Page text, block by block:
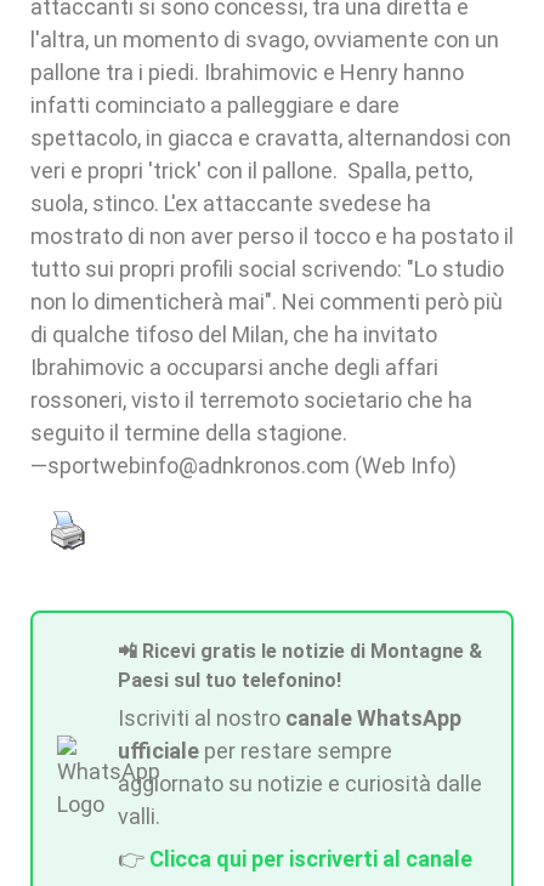
attaccanti si sono concessi, tra una diretta e
l'altra, un momento di svago, ovviamente con un
pallone tra i piedi. Ibrahimovic e Henry hanno
infatti cominciato a palleggiare e dare
spettacolo, in giacca e cravatta, alternandosi con
veri e propri 'trick' con il pallone. Spalla, petto,
suola, stinco. L'ex attaccante svedese ha
mostrato di non aver perso il tocco e ha postato il
tutto sui propri profili social scrivendo: "Lo studio
non lo dimenticherà mai". Nei commenti però più
di qualche tifoso del Milan, che ha invitato
Ibrahimovic a occuparsi anche degli affari
rossoneri, visto il terremoto societario che ha
seguito il termine della stagione.
—sportwebinfo@adnkronos.com (Web Info)
📲 Ricevi gratis le notizie di Montagne &
Paesi sul tuo telefonino!
Iscriviti al nostro canale WhatsApp
ufficiale per restare sempre
aggiornato su notizie e curiosità dalle
valli.
👉 Clicca qui per iscriverti al canale